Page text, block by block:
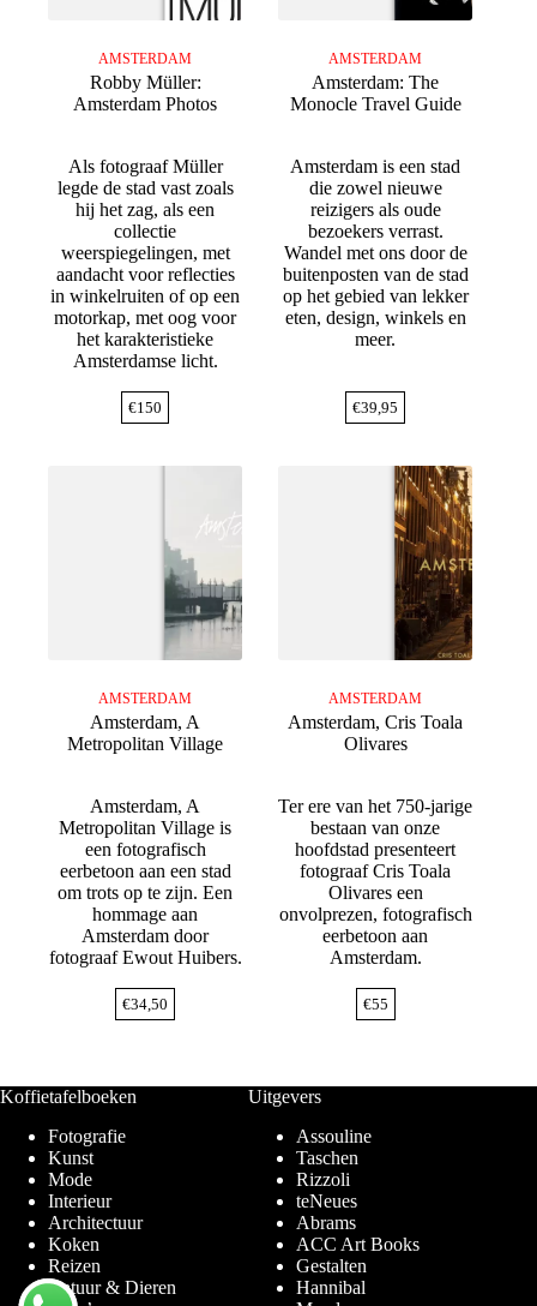
AMSTERDAM
Robby Müller:
Amsterdam Photos
Als fotograaf Müller
legde de stad vast zoals
hij het zag, als een
collectie
weerspiegelingen, met
aandacht voor reflecties
in winkelruiten of op een
motorkap, met oog voor
het karakteristieke
Amsterdamse licht.
€150
AMSTERDAM
Amsterdam: The
Monocle Travel Guide
Amsterdam is een stad
die zowel nieuwe
reizigers als oude
bezoekers verrast.
Wandel met ons door de
buitenposten van de stad
op het gebied van lekker
eten, design, winkels en
meer.
€39,95
AMSTERDAM
Amsterdam, A
Metropolitan Village
Amsterdam, A
Metropolitan Village is
een fotografisch
eerbetoon aan een stad
om trots op te zijn. Een
hommage aan
Amsterdam door
fotograaf Ewout Huibers.
€34,50
AMSTERDAM
Amsterdam, Cris Toala
Olivares
Ter ere van het 750-jarige
bestaan van onze
hoofdstad presenteert
fotograaf Cris Toala
Olivares een
onvolprezen, fotografisch
eerbetoon aan
Amsterdam.
€55
Koffietafelboeken
Fotografie
Kunst
Mode
Interieur
Architectuur
Koken
Reizen
Natuur & Dieren
Uitgevers
Assouline
Taschen
Rizzoli
teNeues
Abrams
ACC Art Books
Gestalten
Hannibal